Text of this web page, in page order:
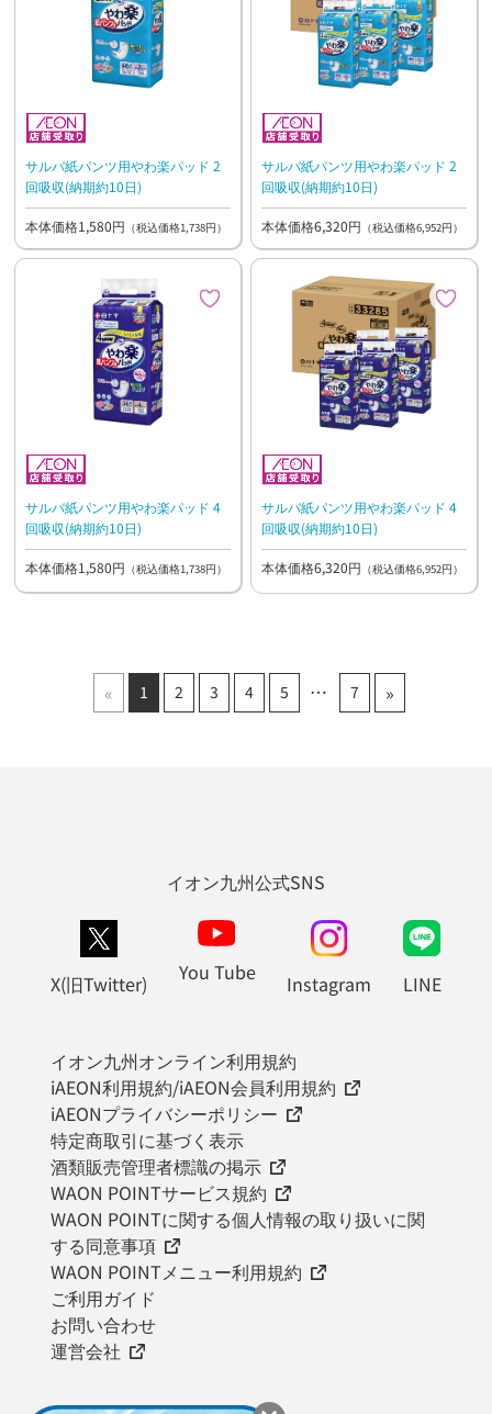
サルバ紙パンツ用やわ楽パッド 2
回吸収(納期約10日)
本体価格1,580円 （税込価格1,738円）
サルバ紙パンツ用やわ楽パッド 2
回吸収(納期約10日)
本体価格6,320円 （税込価格6,952円）
サルバ紙パンツ用やわ楽パッド 4
回吸収(納期約10日)
本体価格1,580円 （税込価格1,738円）
サルバ紙パンツ用やわ楽パッド 4
回吸収(納期約10日)
本体価格6,320円 （税込価格6,952円）
« 1 2 3 4 5 7 »
イオン九州公式SNS
X(旧Twitter) You Tube Instagram LINE
イオン九州オンライン利用規約
iAEON利用規約/iAEON会員利用規約
iAEONプライバシーポリシー
特定商取引に基づく表示
酒類販売管理者標識の掲示
WAON POINTサービス規約
WAON POINTに関する個人情報の取り扱いに関
する同意事項
WAON POINTメニュー利用規約
ご利用ガイド
お問い合わせ
運営会社